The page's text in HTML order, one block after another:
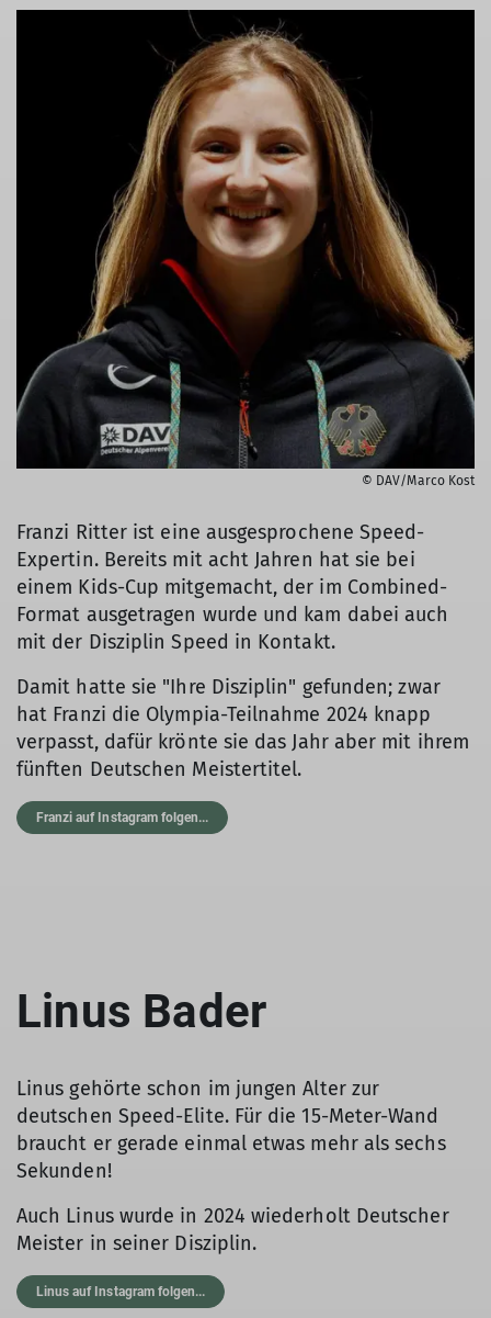
© DAV/Marco Kost
Franzi Ritter ist eine ausgesprochene Speed-
Expertin. Bereits mit acht Jahren hat sie bei
einem Kids-Cup mitgemacht, der im Combined-
Format ausgetragen wurde und kam dabei auch
mit der Disziplin Speed in Kontakt.
Damit hatte sie "Ihre Disziplin" gefunden; zwar
hat Franzi die Olympia-Teilnahme 2024 knapp
verpasst, dafür krönte sie das Jahr aber mit ihrem
fünften Deutschen Meistertitel.
Franzi auf Instagram folgen...
Linus Bader
Linus gehörte schon im jungen Alter zur
deutschen Speed-Elite. Für die 15-Meter-Wand
braucht er gerade einmal etwas mehr als sechs
Sekunden!
Auch Linus wurde in 2024 wiederholt Deutscher
Meister in seiner Disziplin.
Linus auf Instagram folgen...